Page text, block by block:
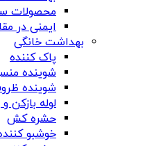
محصولات
ایمنی در
بهداشت خانگی
پاک کننده
شوینده
شوینده
لوله بازکن
حشره کش
خوشبو